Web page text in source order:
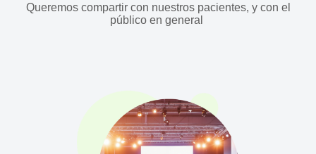
Queremos compartir con nuestros pacientes, y con el
público en general